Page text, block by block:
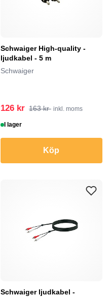
Schwaiger High-quality -
ljudkabel - 5 m
Schwaiger
126 kr 163 kr inkl. moms
I lager
Köp
Schwaiger ljudkabel -